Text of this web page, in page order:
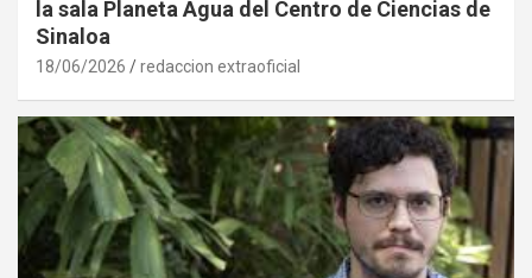
la sala Planeta Agua del Centro de Ciencias de
Sinaloa
18/06/2026 redaccion extraoficial